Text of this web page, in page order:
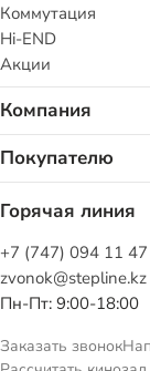
Коммутация
Hi-END
Акции
Компания
Покупателю
Горячая линия
+7 (747) 094 11 47
zvonok@stepline.kz
Пн-Пт: 9:00-18:00
Заказать звонок